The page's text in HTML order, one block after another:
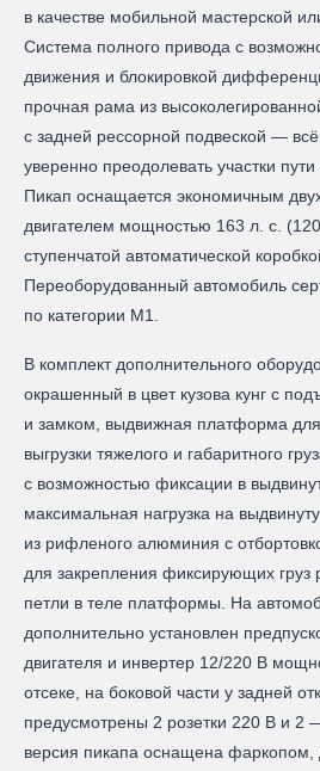
в качестве мобильной мастерской
Система полного привода с
движения и блокировкой
прочная рама из
с задней рессорной подвеской —
уверенно преодолевать участки
Пикап оснащается экономичным
двигателем мощностью 163 л. с.
ступенчатой автоматической
Переоборудованный автомобиль
по категории М1.
В комплект дополнительного
окрашенный в цвет кузова кунг с
и замком, выдвижная платформа для
выгрузки тяжелого и габаритного
с возможностью фиксации в
максимальная нагрузка на
из рифленого алюминия с
для закрепления фиксирующих груз
петли в теле платформы. На
дополнительно установлен
двигателя и инвертер 12/220 В
отсеке, на боковой части у задней
предусмотрены 2 розетки 220 В и 2
версия пикапа оснащена фаркопом,